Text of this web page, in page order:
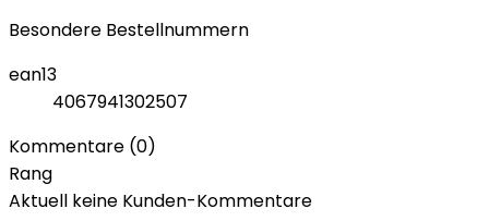
Besondere Bestellnummern
ean13
4067941302507
Kommentare (0)
Rang
Aktuell keine Kunden-Kommentare